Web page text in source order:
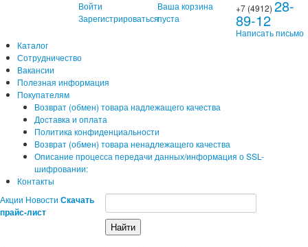
Войти
Зарегистрироваться
Ваша корзина
пуста
+7 (4912)28-
89-12
Написать письмо
Каталог
Сотрудничество
Вакансии
Полезная информация
Покупателям
Возврат (обмен) товара надлежащего качества
Доставка и оплата
Политика конфиденциальности
Возврат (обмен) товара ненадлежащего качества
Описание процесса передачи данных/информация о SSL-
шифровании:
Контакты
Акции Новости Скачать
прайс-лист